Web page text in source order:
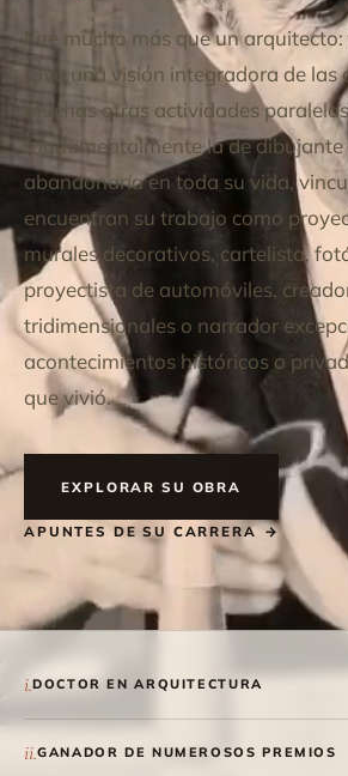
Fue mucho más que un
tuvo una visión integradora de las
muchas otras actividades
fundamentalmente la de dibujante
abandonaría en toda su vida,
encuentran su trabajo como
murales decorativos, cartelista,
proyectista de automóviles,
tridimensionales o narrador
acontecimientos históricos o
que vivió.
EXPLORAR SU OBRA
APUNTES DE SU CARRERA
i.DOCTOR EN ARQUITECTURA
ii.GANADOR DE NUMEROSOS PREMIOS